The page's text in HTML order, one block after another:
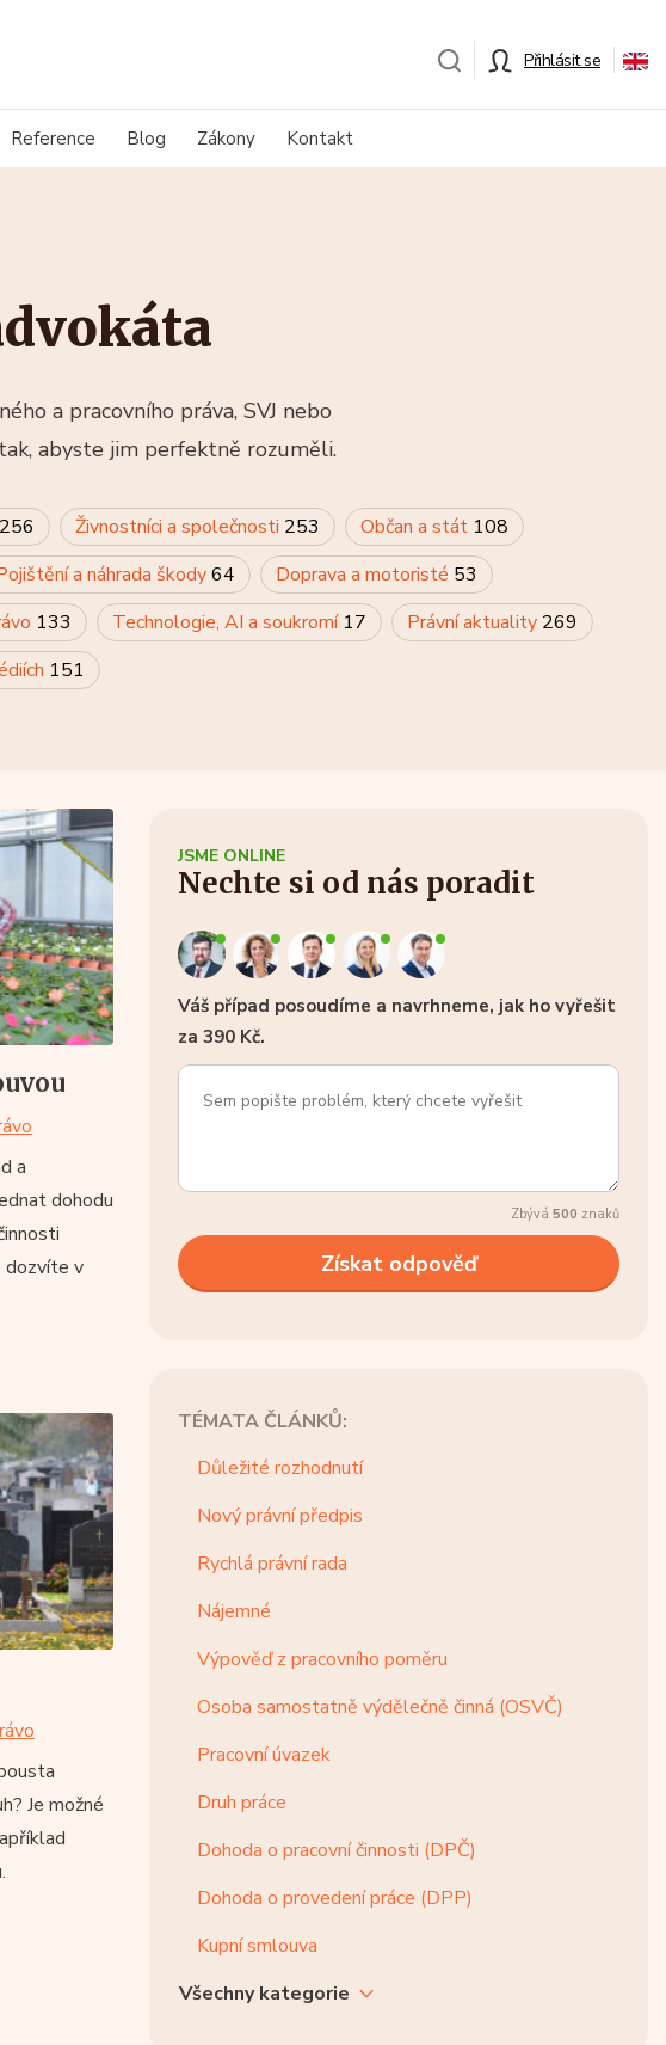
Přihlásit se
Reference Blog Zákony Kontakt
a pracovního práva, SVJ nebo
abyste jim perfektně rozuměli.
256 Živnostníci a společnosti 253 Občan a stát 108
a náhrada škody64 Doprava a motoristé 53
133 Technologie, AI a soukromí 17 Právní aktuality 269
151
a
dohodu
dozvíte v
Je možné
JSME ONLINE
Nechte si od nás poradit
Váš případ posoudíme a navrhneme, jak ho vyřešit
za 390 Kč.
Zbývá 500 znaků
TÉMATA ČLÁNKŮ:
Důležité rozhodnutí
Nový právní předpis
Rychlá právní rada
Nájemné
Výpověď z pracovního poměru
Osoba samostatně výdělečně činná (OSVČ)
Pracovní úvazek
Druh práce
Dohoda o pracovní činnosti (DPČ)
Dohoda o provedení práce (DPP)
Kupní smlouva
Všechny kategorie